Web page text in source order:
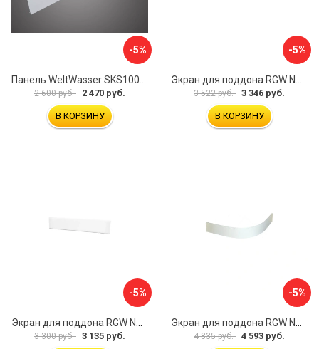
-5%
Панель WeltWasser SKS100-WT 10000004396
2 600 руб. 2 470 руб.
В КОРЗИНУ
-5%
Экран для поддона RGW NG-21 03231480-01
3 522 руб. 3 346 руб.
В КОРЗИНУ
-5%
3 300 руб. 3 135 руб.
-5%
4 835 руб. 4 593 руб.